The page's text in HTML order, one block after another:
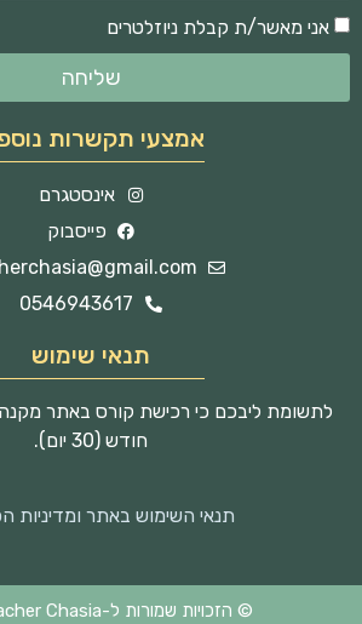
אני מאשר/ת קבלת ניוזלטרים
שליחה
אמצעי תקשרות
אינסטגרם
פייסבוק
0546943617
תנאי שימוש
לתשומת ליבכם כי רכישת קורס באתר מקנה
חודש (30 יום).
תנאי השימוש באתר ומדיניות
© הזכויות שמורות ל-Hello Teacher Chasia